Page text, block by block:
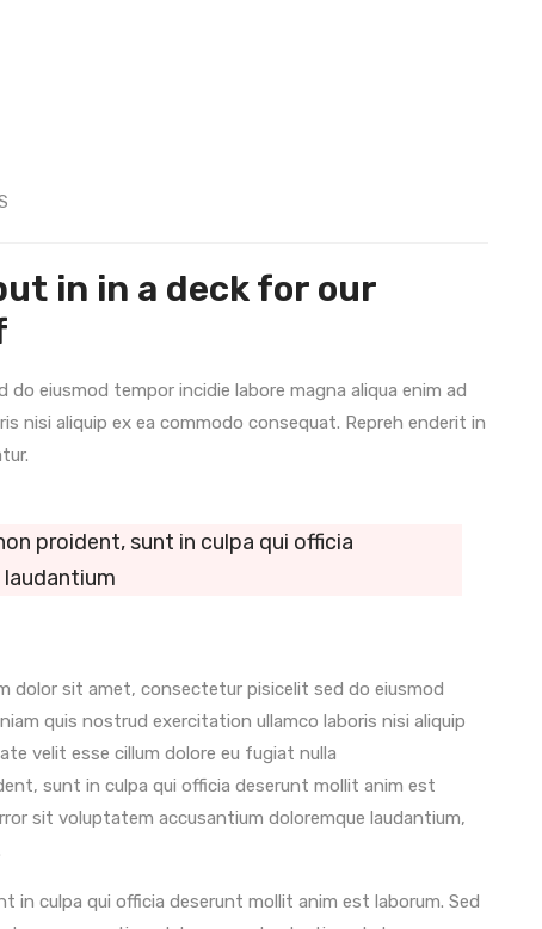
in in a deck for our
eiusmod tempor incidie labore magna aliqua enim ad
nisi aliquip ex ea commodo consequat. Repreh enderit in
proident, sunt in culpa qui officia
dolor sit amet, consectetur pisicelit sed do eiusmod
quis nostrud exercitation ullamco laboris nisi aliquip
velit esse cillum dolore eu fugiat nulla
sunt in culpa qui officia deserunt mollit anim est
sit voluptatem accusantium doloremque laudantium,
culpa qui officia deserunt mollit anim est laborum. Sed